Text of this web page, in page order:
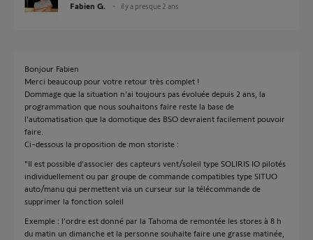
Fabien G. il y a presque 2 ans
Bonjour Fabien
Merci beaucoup pour votre retour très complet !
Dommage que la situation n'ai toujours pas évoluée depuis 2 ans, la
programmation que nous souhaitons faire reste la base de
l'automatisation que la domotique des BSO devraient facilement pouvoir
faire.
Ci-dessous la proposition de mon storiste :
"Il est possible d’associer des capteurs vent/soleil type SOLIRIS IO pilotés
individuellement ou par groupe de commande compatibles type SITUO
auto/manu qui permettent via un curseur sur la télécommande de
supprimer la fonction soleil
Exemple : l’ordre est donné par la Tahoma de remontée les stores à 8 h
du matin un dimanche et la personne souhaite faire une grasse matinée,